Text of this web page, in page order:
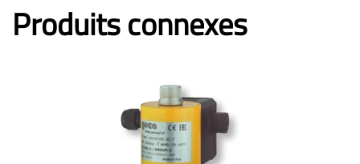
Produits connexes